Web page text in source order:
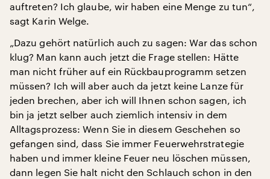
auftreten? Ich glaube, wir haben eine Menge zu tun“,
sagt Karin Welge.
„Dazu gehört natürlich auch zu sagen: War das schon
klug? Man kann auch jetzt die Frage stellen: Hätte
man nicht früher auf ein Rückbauprogramm setzen
müssen? Ich will aber auch da jetzt keine Lanze für
jeden brechen, aber ich will Ihnen schon sagen, ich
bin ja jetzt selber auch ziemlich intensiv in dem
Alltagsprozess: Wenn Sie in diesem Geschehen so
gefangen sind, dass Sie immer Feuerwehrstrategie
haben und immer kleine Feuer neu löschen müssen,
dann legen Sie halt nicht den Schlauch schon in den